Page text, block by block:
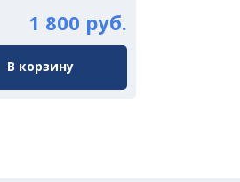
1 800 руб.
В корзину